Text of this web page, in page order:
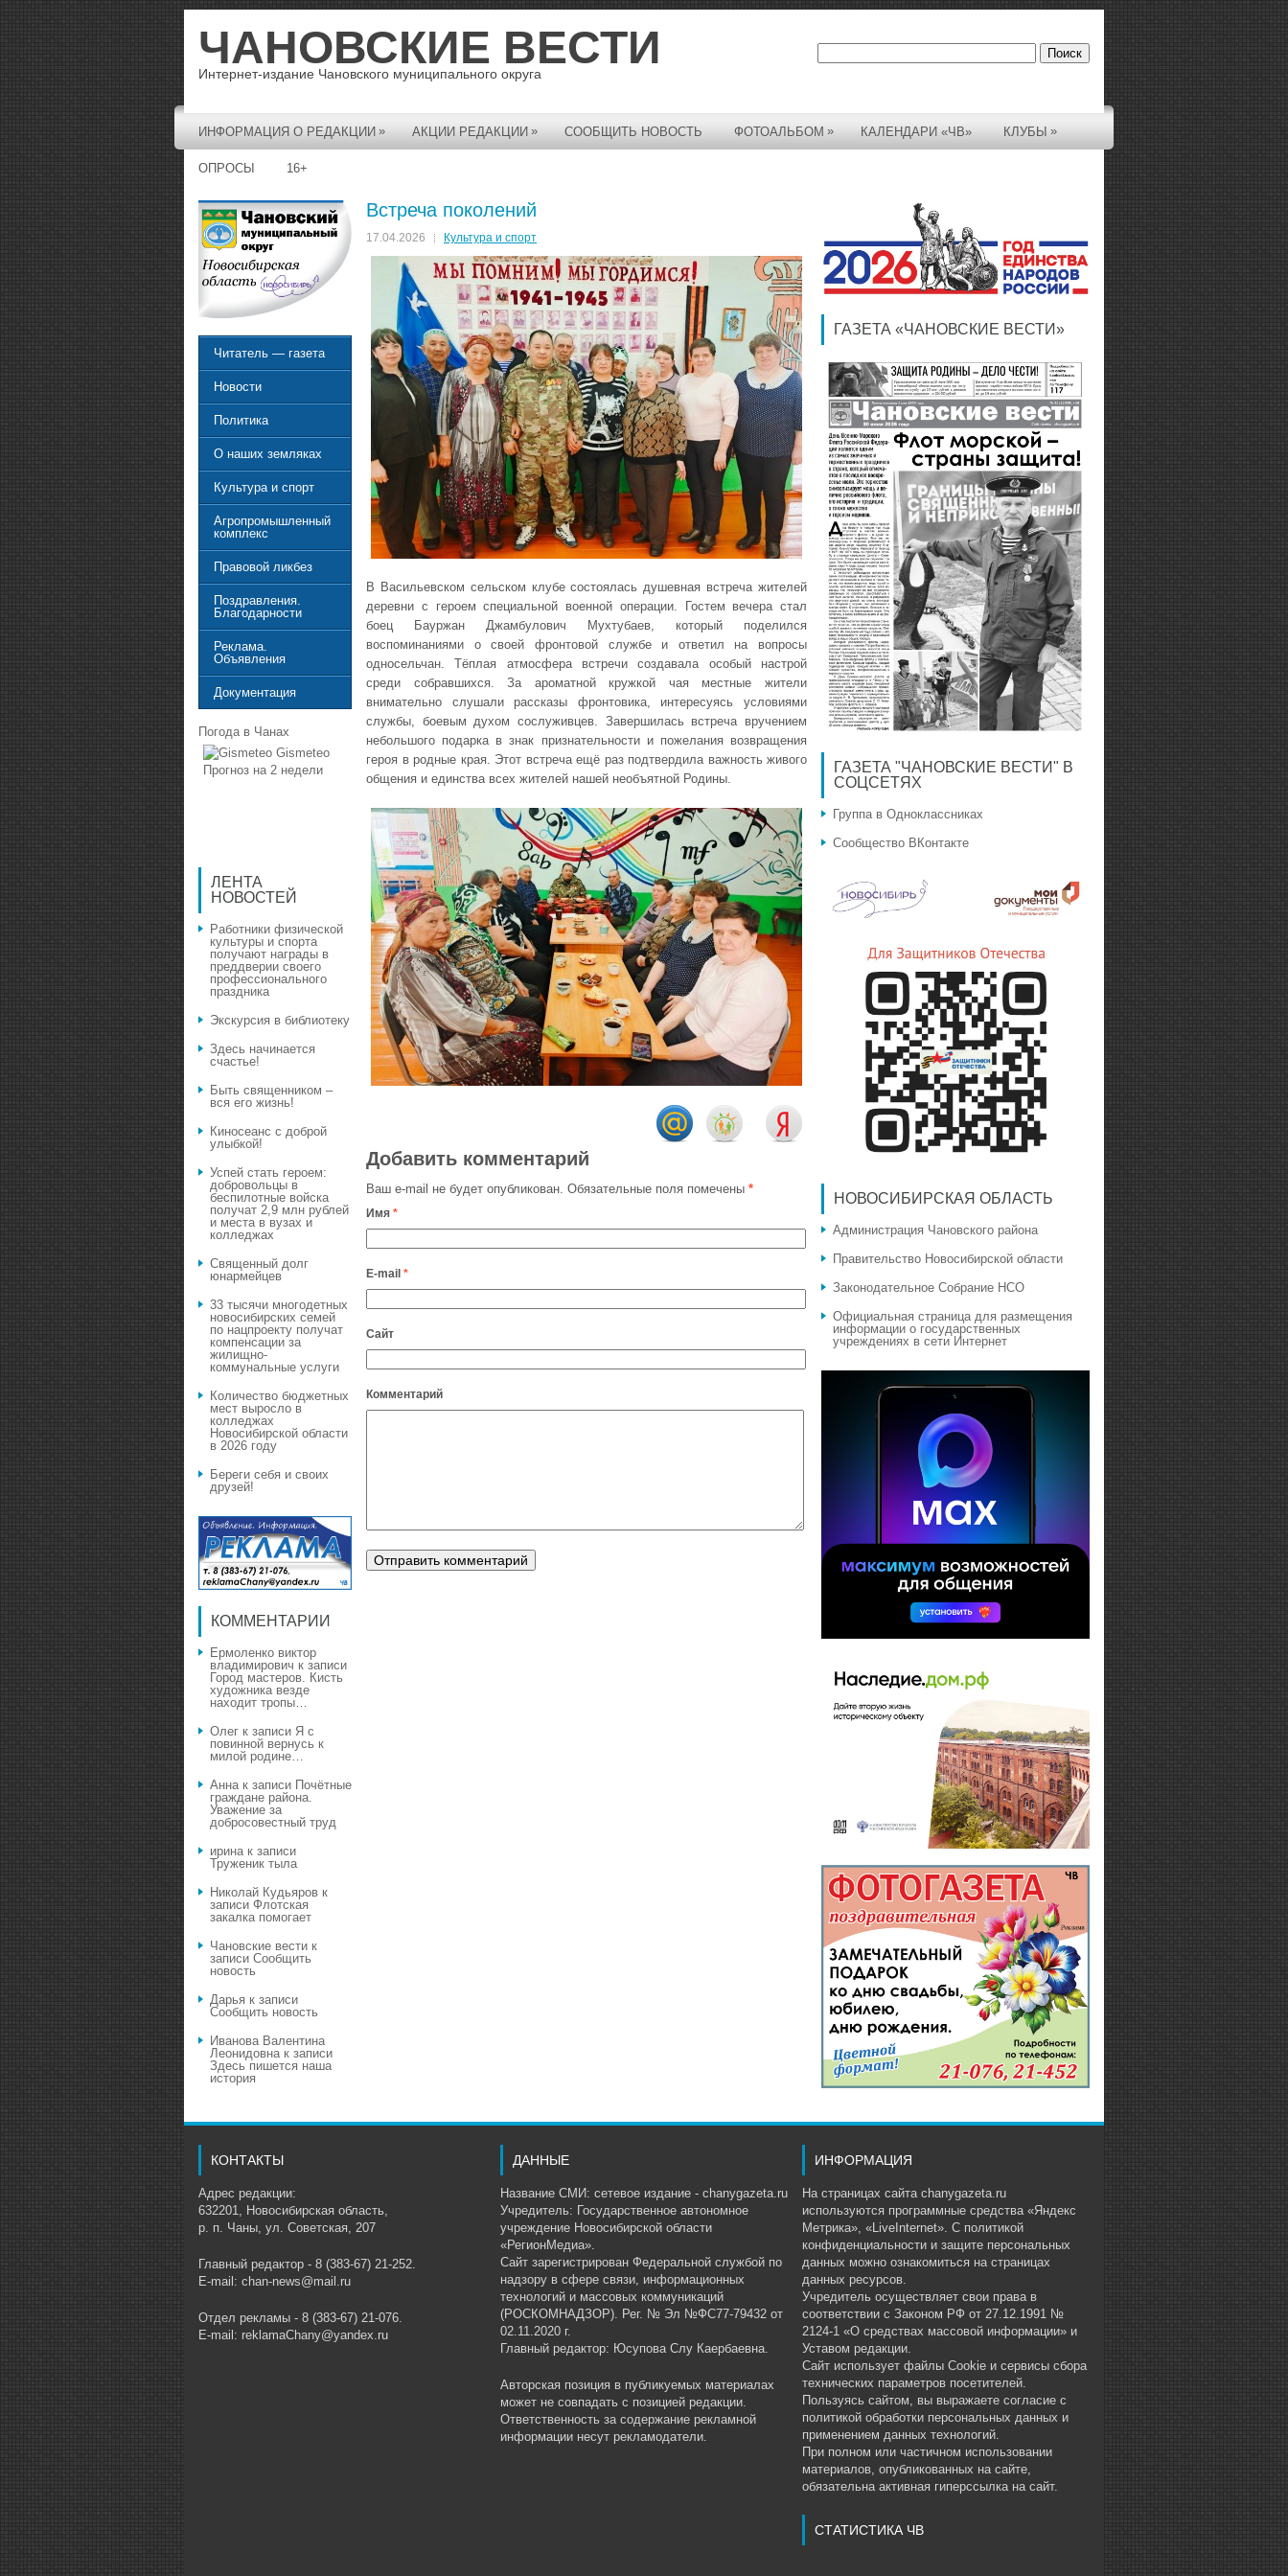
ЧАНОВСКИЕ ВЕСТИ
Интернет-издание Чановского муниципального округа
ИНФОРМАЦИЯ О РЕДАКЦИИ » АКЦИИ РЕДАКЦИИ » СООБЩИТЬ НОВОСТЬ ФОТОАЛЬБОМ » КАЛЕНДАРИ «ЧВ» КЛУБЫ »
ОПРОСЫ 16+
Встреча поколений
17.04.2026 Культура и спорт
В Васильевском сельском клубе состоялась душевная встреча жителей
деревни с героем специальной военной операции. Гостем вечера стал
боец Бауржан Джамбулович Мухтубаев, который поделился
воспоминаниями о своей фронтовой службе и ответил на вопросы
односельчан. Тёплая атмосфера встречи создавала особый настрой
среди собравшихся. За ароматной кружкой чая местные жители
внимательно слушали рассказы фронтовика, интересуясь условиями
службы, боевым духом сослуживцев. Завершилась встреча вручением
небольшого подарка в знак признательности и пожелания возвращения
героя в родные края. Этот встреча ещё раз подтвердила важность живого
общения и единства всех жителей нашей необъятной Родины.
Добавить комментарий
Ваш e-mail не будет опубликован. Обязательные поля помечены *
Имя *
E-mail *
Сайт
Комментарий
Читатель — газета
Новости
Политика
О наших земляках
Культура и спорт
Агропромышленный
комплекс
Правовой ликбез
Поздравления.
Благодарности
Реклама.
Объявления
Документация
Погода в Чанах
Gismeteo
Прогноз на 2 недели
ЛЕНТА
НОВОСТЕЙ
Работники физической
культуры и спорта
получают награды в
преддверии своего
профессионального
праздника
Экскурсия в библиотеку
Здесь начинается
счастье!
Быть священником –
вся его жизнь!
Киносеанс с доброй
улыбкой!
Успей стать героем:
добровольцы в
беспилотные войска
получат 2,9 млн рублей
и места в вузах и
колледжах
Священный долг
юнармейцев
33 тысячи многодетных
новосибирских семей
по нацпроекту получат
компенсации за
жилищно-
коммунальные услуги
Количество бюджетных
мест выросло в
колледжах
Новосибирской области
в 2026 году
Береги себя и своих
друзей!
КОММЕНТАРИИ
Ермоленко виктор
владимирович к записи
Город мастеров. Кисть
художника везде
находит тропы…
Олег к записи Я с
повинной вернусь к
милой родине…
Аннак записи Почётные
граждане района.
Уважение за
добросовестный труд
иринак записи
Труженик тыла
Николай Кудьяров к
записи Флотская
закалка помогает
Чановские вести к
записи Сообщить
новость
Дарья к записи
Сообщить новость
Иванова Валентина
Леонидовнак записи
Здесь пишется наша
история
ГАЗЕТА «ЧАНОВСКИЕ ВЕСТИ»
ГАЗЕТА "ЧАНОВСКИЕ ВЕСТИ" В
СОЦСЕТЯХ
Группа в Одноклассниках
Сообщество ВКонтакте
НОВОСИБИРСКАЯ ОБЛАСТЬ
Администрация Чановского района
Правительство Новосибирской области
Законодательное Собрание НСО
Официальная страница для размещения
информации о государственных
учреждениях в сети Интернет
КОНТАКТЫ
Адрес редакции:
632201, Новосибирская область,
р. п. Чаны, ул. Советская, 207
Главный редактор - 8 (383-67) 21-252.
E-mail: chan-news@mail.ru
Отдел рекламы - 8 (383-67) 21-076.
E-mail: reklamaChany@yandex.ru
ДАННЫЕ
Название СМИ: сетевое издание - chanygazeta.ru
Учредитель: Государственное автономное
учреждение Новосибирской области
«РегионМедиа».
Сайт зарегистрирован Федеральной службой по
надзору в сфере связи, информационных
технологий и массовых коммуникаций
(РОСКОМНАДЗОР). Рег. № Эл №ФС77-79432 от
02.11.2020 г.
Главный редактор: Юсупова Слу Каербаевна.
Авторская позиция в публикуемых материалах
может не совпадать с позицией редакции.
Ответственность за содержание рекламной
информации несут рекламодатели.
ИНФОРМАЦИЯ
На страницах сайта chanygazeta.ru
используются программные средства «Яндекс
Метрика», «LiveInternet». С политикой
конфиденциальности и защите персональных
данных можно ознакомиться на страницах
данных ресурсов.
Учредитель осуществляет свои права в
соответствии с Законом РФ от 27.12.1991 №
2124-1 «О средствах массовой информации» и
Уставом редакции.
Сайт использует файлы Cookie и сервисы сбора
технических параметров посетителей.
Пользуясь сайтом, вы выражаете согласие с
политикой обработки персональных данных и
применением данных технологий.
При полном или частичном использовании
материалов, опубликованных на сайте,
обязательна активная гиперссылка на сайт.
СТАТИСТИКА ЧВ